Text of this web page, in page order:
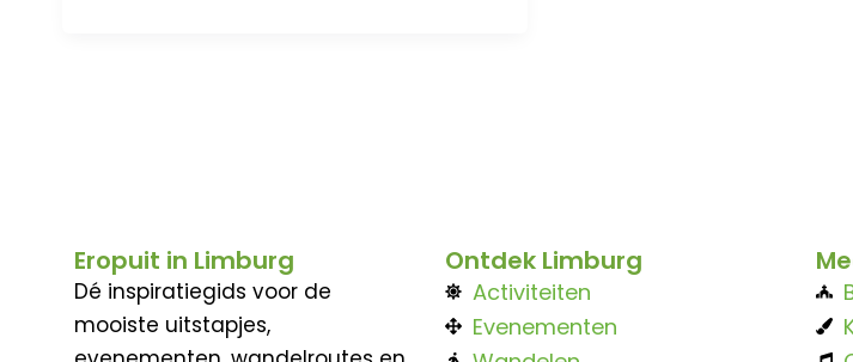
Eropuit in Limburg
Dé inspiratiegids voor de
mooiste uitstapjes,
Ontdek Limburg
Activiteiten
Evenementen